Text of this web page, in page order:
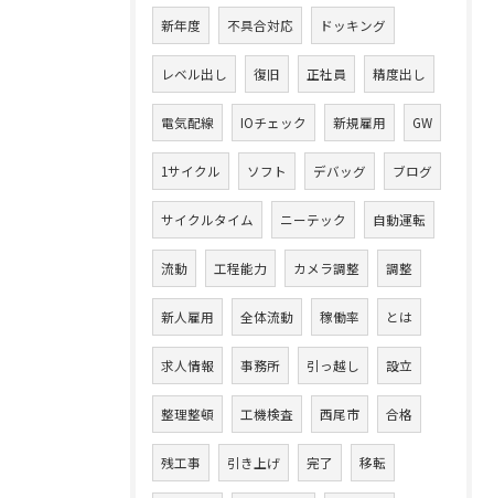
新年度 不具合対応 ドッキング
レベル出し 復旧 正社員 精度出し
電気配線 IOチェック 新規雇用 GW
1サイクル ソフト デバッグ ブログ
サイクルタイム ニーテック 自動運転
流動 工程能力 カメラ調整 調整
新人雇用 全体流動 稼働率 とは
求人情報 事務所 引っ越し 設立
整理整頓 工機検査 西尾市 合格
残工事 引き上げ 完了 移転